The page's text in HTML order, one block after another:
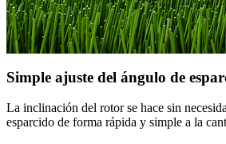
Simple ajuste del ángulo de
La inclinación del rotor se hace sin
esparcido de forma rápida y simple a la